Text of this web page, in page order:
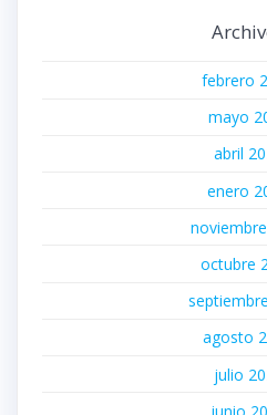
febrero
mayo
abril
enero
octubre
agosto
julio